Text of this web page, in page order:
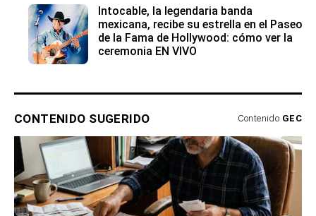
Intocable, la legendaria banda
mexicana, recibe su estrella en el Paseo
de la Fama de Hollywood: cómo ver la
ceremonia EN VIVO
CONTENIDO SUGERIDO Contenido GEC